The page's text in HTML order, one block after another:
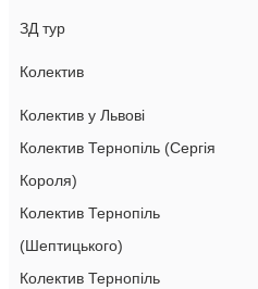
ЗД тур
Колектив
Колектив у Львові
Колектив Тернопіль (Сергія
Короля)
Колектив Тернопіль
(Шептицького)
Колектив Тернопіль